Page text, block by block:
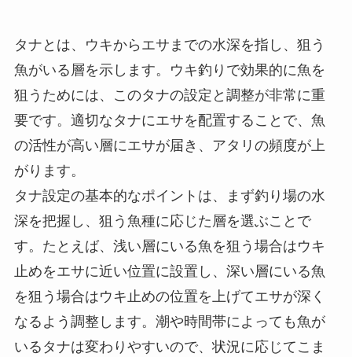
が向上し、ウキのアタリも分かりやすくなりま
す。シモリ玉にはさまざまなサイズがあり、釣る
魚のサイズや仕掛けの重さに合ったものを選ぶこ
とが大切です。
タナ設定と調整のコツ
タナとは、ウキからエサまでの水深を指し、狙う
魚がいる層を示します。ウキ釣りで効果的に魚を
狙うためには、このタナの設定と調整が非常に重
要です。適切なタナにエサを配置することで、魚
の活性が高い層にエサが届き、アタリの頻度が上